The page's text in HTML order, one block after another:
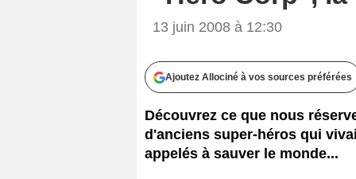
13 juin 2008 à 12:30
Ajoutez Allociné à vos sources préférées
Découvrez ce que nous
d'anciens super-héros qui
appelés à sauver le monde...